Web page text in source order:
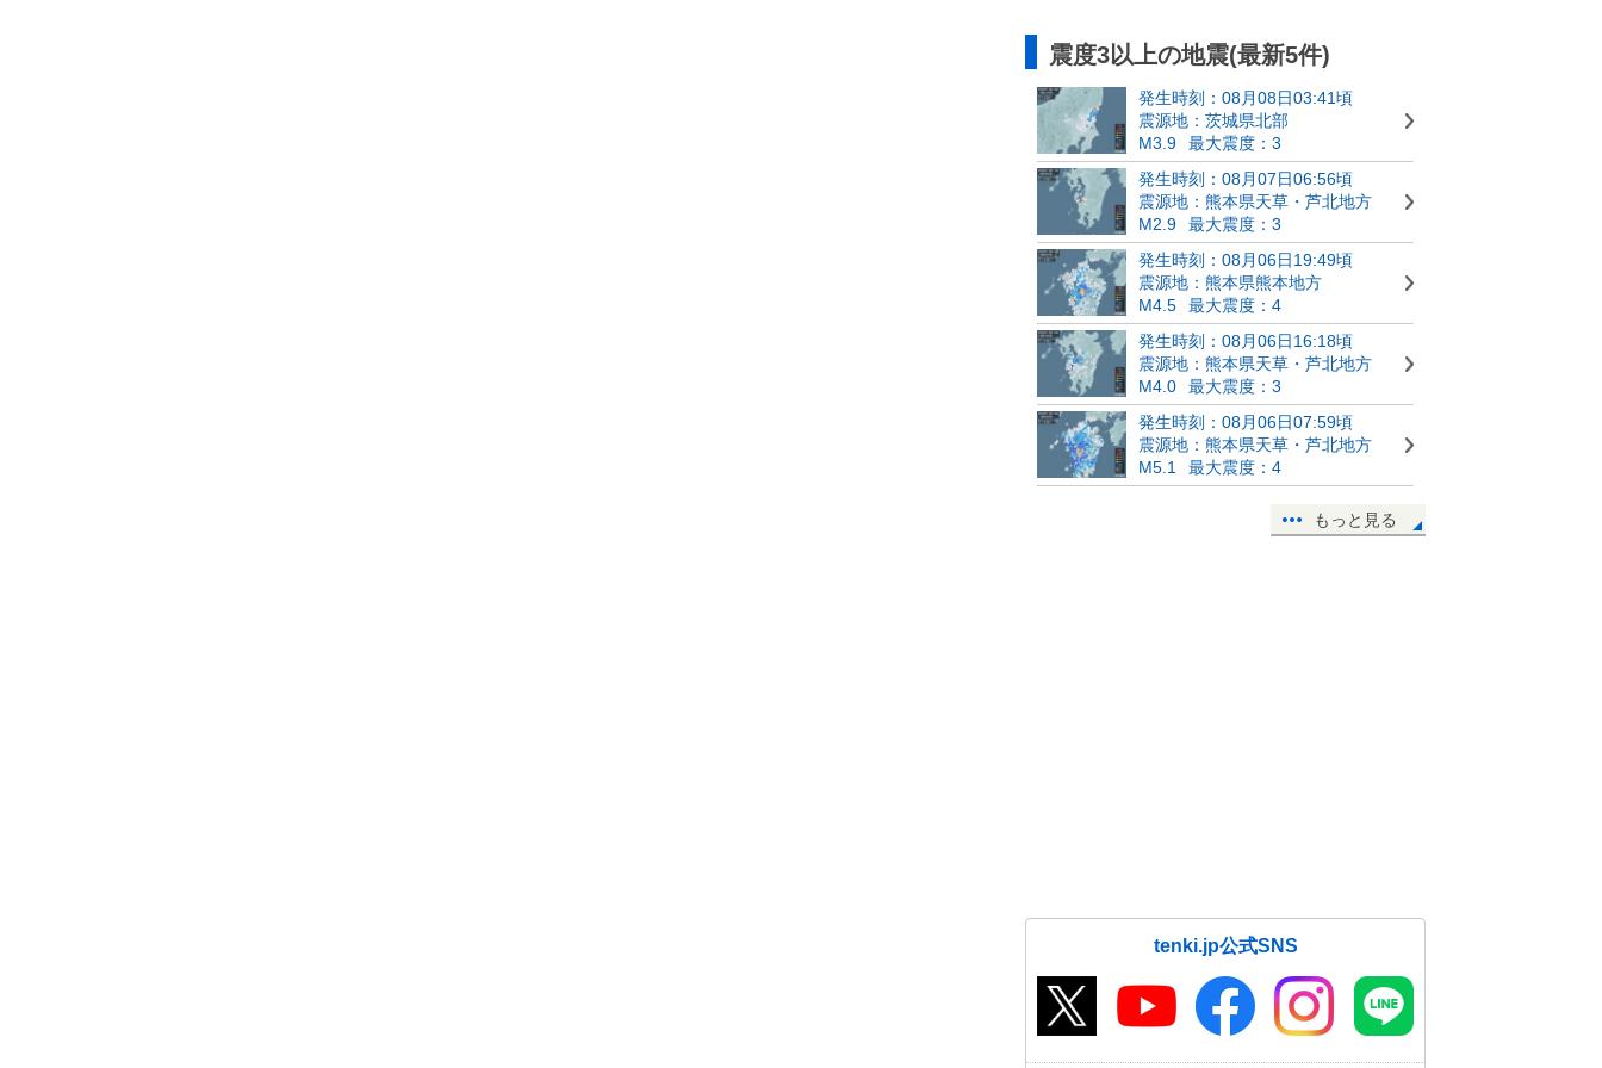
震度3以上の地震(最新5件)
発生時刻：08月08日03:41頃
震源地：茨城県北部
M3.9
最大震度：3
発生時刻：08月07日06:56頃
震源地：熊本県天草・芦北地方
M2.9
最大震度：3
発生時刻：08月06日19:49頃
震源地：熊本県熊本地方
M4.5
最大震度：4
発生時刻：08月06日16:18頃
震源地：熊本県天草・芦北地方
M4.0
最大震度：3
発生時刻：08月06日07:59頃
震源地：熊本県天草・芦北地方
M5.1
最大震度：4
もっと見る
tenki.jp公式SNS